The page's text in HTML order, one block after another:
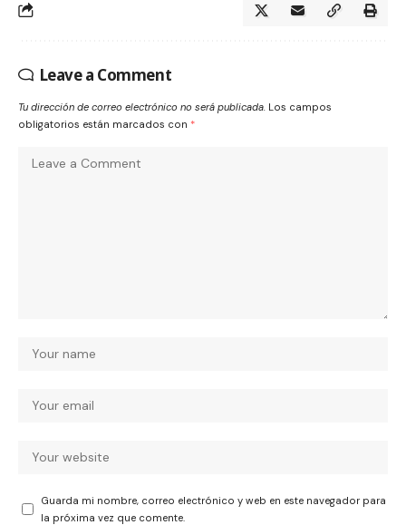
Leave a Comment
Tu dirección de correo electrónico no será publicada. Los campos
obligatorios están marcados con *
Guarda mi nombre, correo electrónico y web en este navegador para
la próxima vez que comente.